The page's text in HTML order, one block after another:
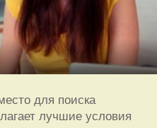
для поиска
лучшие условия